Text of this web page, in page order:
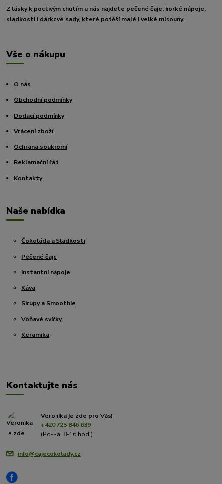
Z lásky k poctivým chutím u nás najdete pečené čaje, horké nápoje,
sladkosti i dárkové sady, které potěší malé i velké mlsouny.
Vše o nákupu
O nás
Obchodní podmínky
Dodací podmínky
Vrácení zboží
Ochrana soukromí
Reklamační řád
Kontakty
Naše nabídka
Čokoláda a Sladkosti
Pečené čaje
Instantní nápoje
Káva
Sirupy a Smoothie
Voňavé svíčky
Keramika
Kontaktujte nás
Veronika je zde pro Vás!
+420 725 846 639
(Po-Pá, 8-16 hod.)
info@cajecokolady.cz